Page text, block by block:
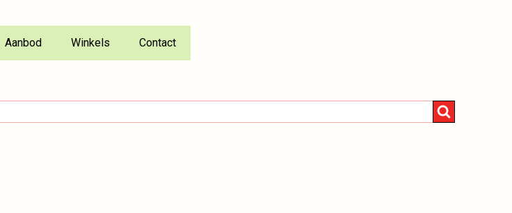
Aanbod Winkels Contact